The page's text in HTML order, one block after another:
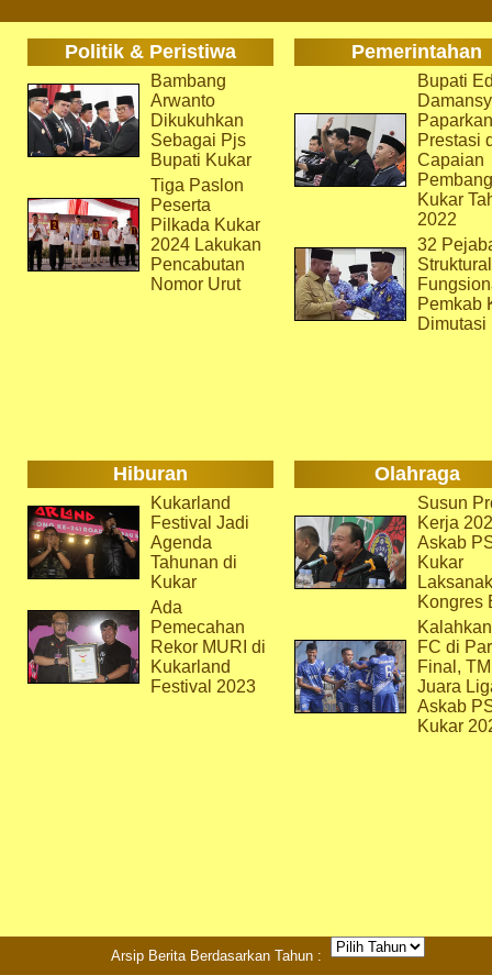
Politik & Peristiwa Pemerintahan
Bambang
Arwanto
Dikukuhkan
Sebagai Pjs
Bupati Kukar
Tiga Paslon
Peserta
Pilkada Kukar
2024 Lakukan
Pencabutan
Nomor Urut
Bupati
Paparkan
Prestasi
Capaian
Kukar
2022
32
Pemkab
Dimutasi
Hiburan Olahraga
Kukarland
Festival Jadi
Agenda
Tahunan di
Kukar
Ada
Pemecahan
Rekor MURI di
Kukarland
Festival 2023
Susun
Kerja
Askab
Kukar
Kongres
FC di
Final,
Juara
Askab
Kukar
Arsip Berita Berdasarkan Tahun :